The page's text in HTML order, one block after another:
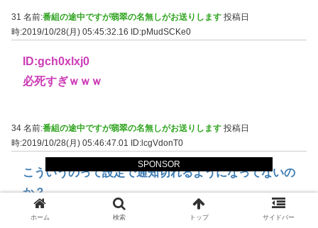
SPONSOR
31 名前:番組の途中ですが翡翠の名無しがお送りします 投稿日
時:2019/10/28(月) 05:45:32.16
ID:pMudSCKe0
ID:gch0xlxj0
必死すぎｗｗｗ
34 名前:番組の途中ですが翡翠の名無しがお送りします 投稿日
時:2019/10/28(月) 05:46:47.01 ID:lcgVdonT0
こういうのって設定で通知切れるようになってないの
か？
それだったらクソだがわざと切ってなかったらｗ
ホーム 検索 トップ サイドバー